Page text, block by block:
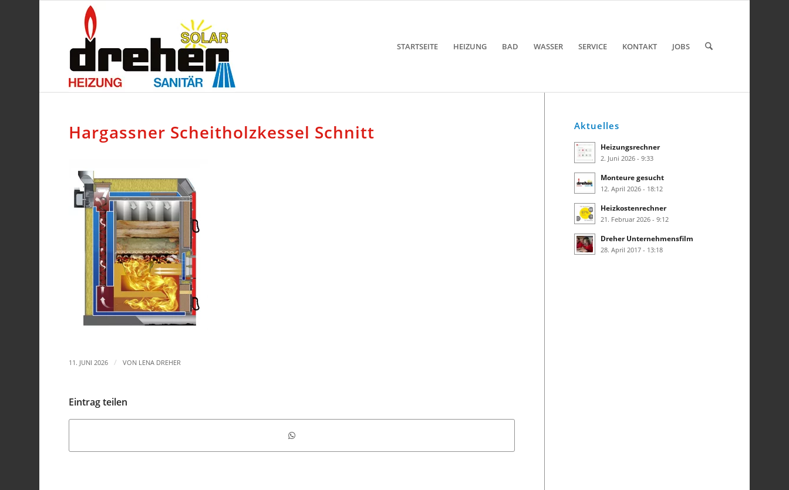
STARTSEITE HEIZUNG BAD WASSER SERVICE KONTAKT JOBS
Hargassner Scheitholzkessel Schnitt
11. JUNI 2026 / VON LENA DREHER
Eintrag teilen
Aktuelles
Heizungsrechner
2. Juni 2026 - 9:33
Monteure gesucht
12. April 2026 - 18:12
Heizkostenrechner
21. Februar 2026 - 9:12
Dreher Unternehmensfilm
28. April 2017 - 13:18